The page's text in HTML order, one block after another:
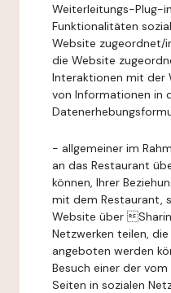
Weiterleitungs-Plug-
Funktionalitäten
Website zugeordnet/
die Website
Interaktionen mit der
von Informationen in
- allgemeiner im
an das Restaurant
können, Ihrer
mit dem Restaurant,
Website über
Netzwerken teilen,
angeboten werden
Besuch einer der
Seiten in sozialen